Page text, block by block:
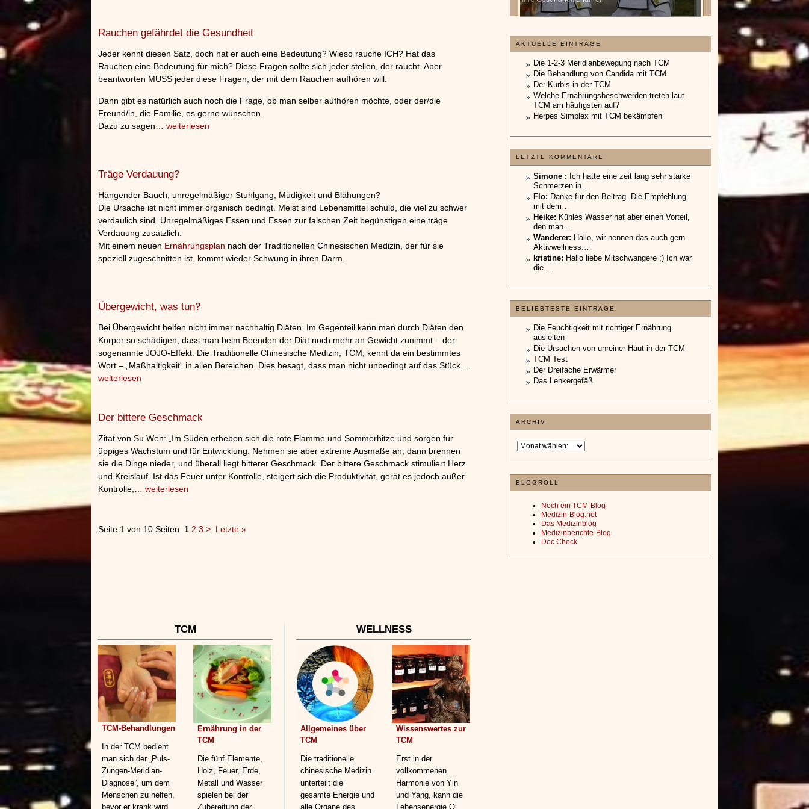
Rauchen gefährdet die Gesundheit
Jeder kennt diesen Satz, doch hat er auch eine Bedeutung? Wieso rauche ICH? Hat das
Rauchen eine Bedeutung für mich? Diese Fragen sollte sich jeder stellen, der raucht. Aber
beantworten MUSS jeder diese Fragen, der mit dem Rauchen aufhören will.
Dann gibt es natürlich auch noch die Frage, ob man selber aufhören möchte, oder der/die
Freund/in, die Familie, es gerne wünschen.
Dazu zu sagen… weiterlesen
Träge Verdauung?
Hängender Bauch, unregelmäßiger Stuhlgang, Müdigkeit und Blähungen?
Die Ursache ist nicht immer organisch bedingt. Meist sind Lebensmittel schuld, die viel zu schwer
verdaulich sind. Unregelmäßiges Essen und Essen zur falschen Zeit begünstigen eine träge
Verdauung zusätzlich.
Mit einem neuen Ernährungsplan nach der Traditionellen Chinesischen Medizin, der für sie
speziell zugeschnitten ist, kommt wieder Schwung in ihren Darm.
Übergewicht, was tun?
Bei Übergewicht helfen nicht immer nachhaltig Diäten. Im Gegenteil kann man durch Diäten den
Körper so schädigen, dass man beim Beenden der Diät noch mehr an Gewicht zunimmt – der
sogenannte JOJO-Effekt. Die Traditionelle Chinesische Medizin, TCM, kennt da ein bestimmtes
Wort – „Maßhaltigkeit“ in allen Bereichen. Dies besagt, dass man nicht unbedingt auf das Stück…
weiterlesen
Der bittere Geschmack
Zitat von Su Wen: „Im Süden erheben sich die rote Flamme und Sommerhitze und sorgen für
üppiges Wachstum und für Entwicklung. Nehmen sie aber extreme Ausmaße an, dann brennen
sie die Dinge nieder, und überall liegt bitterer Geschmack. Der bittere Geschmack stimuliert Herz
und Kreislauf. Ist das Feuer unter Kontrolle, steigert sich die Produktivität, gerät es jedoch außer
Kontrolle,… weiterlesen
Seite 1 von 10 Seiten 1 2 3 > Letzte »
TCM
TCM-Behandlungen
In der TCM bedient
man sich der „Puls-
Zungen-Meridian-
Diagnose”, um dem
Menschen zu helfen,
bevor er krank wird.
Ernährung in der
TCM
Die fünf Elemente,
Holz, Feuer, Erde,
Metall und Wasser
spielen bei der
Zubereitung der
WELLNESS
Allgemeines über
TCM
Die traditionelle
chinesische Medizin
unterteilt die
gesamte Energie und
alle Organe des
Wissenswertes zur
TCM
Erst in der
vollkommenen
Harmonie von Yin
und Yang, kann die
Lebensenergie Qi
Geschenkgutschein.
»»»
AKTUELLE EINTRÄGE
Die 1-2-3 Meridianbewegung nach TCM
Die Behandlung von Candida mit TCM
Der Kürbis in der TCM
Welche Ernährungsbeschwerden treten laut
TCM am häufigsten auf?
Herpes Simplex mit TCM bekämpfen
LETZTE KOMMENTARE
Simone : Ich hatte eine zeit lang sehr starke
Schmerzen in…
Flo: Danke für den Beitrag. Die Empfehlung
mit dem…
Heike: Kühles Wasser hat aber einen Vorteil,
den man…
Wanderer: Hallo, wir nennen das auch gern
Aktivwellness.…
kristine: Hallo liebe Mitschwangere ;) Ich war
die…
BELIEBTESTE EINTRÄGE:
Die Feuchtigkeit mit richtiger Ernährung
ausleiten
Die Ursachen von unreiner Haut in der TCM
TCM Test
Der Dreifache Erwärmer
Das Lenkergefäß
ARCHIV
BLOGROLL
Noch ein TCM-Blog
Medizin-Blog.net
Das Medizinblog
Medizinberichte-Blog
Doc Check